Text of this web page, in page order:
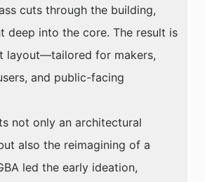
cuts through the building,
deep into the core. The result is
layout—tailored for makers,
and public-facing
not only an architectural
also the reimagining of a
led the early ideation,